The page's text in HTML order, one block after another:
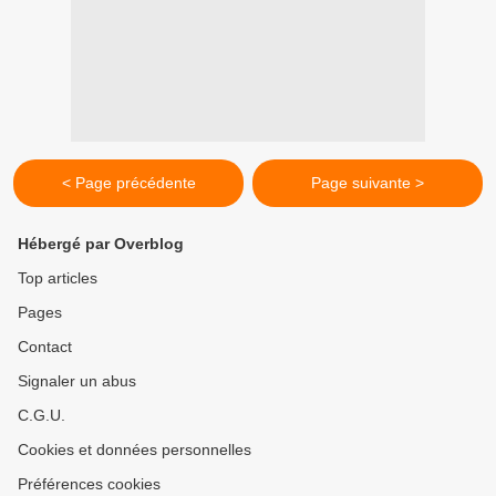
< Page précédente Page suivante >
Hébergé par Overblog
Top articles
Pages
Contact
Signaler un abus
C.G.U.
Cookies et données personnelles
Préférences cookies